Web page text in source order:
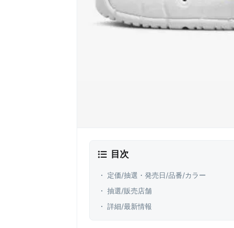
目次
・ 定価/抽選・発売日/品番/カラー
・ 抽選/販売店舗
・ 詳細/最新情報